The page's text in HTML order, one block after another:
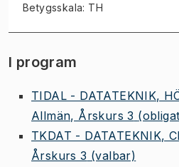
Betygsskala: TH
I program
TIDAL - DATATEKNIK,
Allmän, Årskurs 3
TKDAT - DATATEKNIK,
Årskurs 3 (valbar)